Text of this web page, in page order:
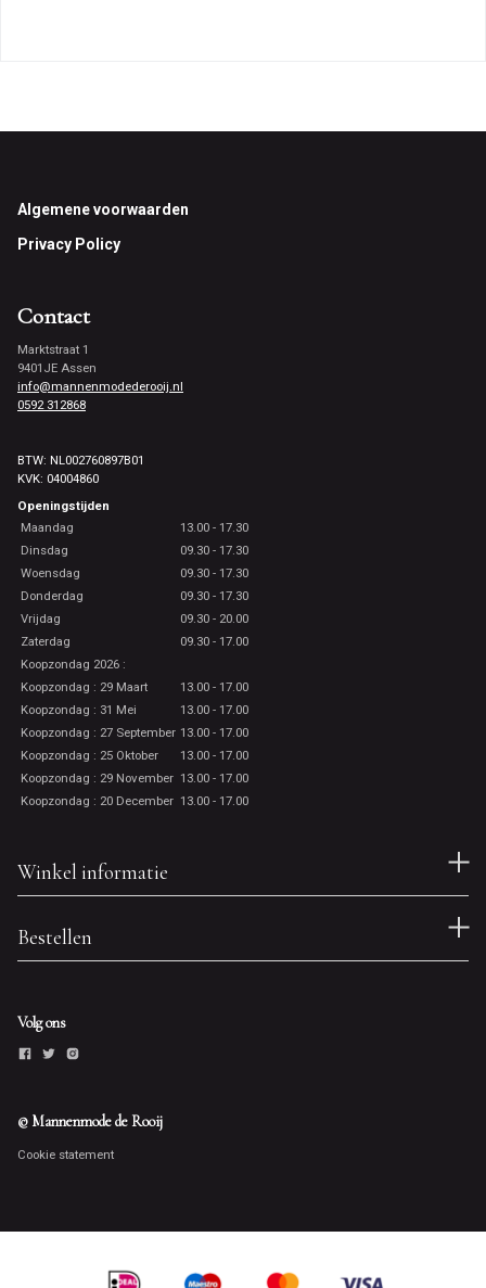
Footer
Algemene voorwaarden
Privacy Policy
Contact
Marktstraat 1
9401JE Assen
info@mannenmodederooij.nl
0592 312868
BTW: NL002760897B01
KVK: 04004860
Openingstijden
Maandag
13.00 - 17.30
Dinsdag
09.30 - 17.30
Woensdag
09.30 - 17.30
Donderdag
09.30 - 17.30
Vrijdag
09.30 - 20.00
Zaterdag
09.30 - 17.00
Koopzondag 2026 :
Koopzondag : 29 Maart
13.00 - 17.00
Koopzondag : 31 Mei
13.00 - 17.00
Koopzondag : 27 September 13.00 - 17.00
Koopzondag : 25 Oktober
13.00 - 17.00
Koopzondag : 29 November 13.00 - 17.00
Koopzondag : 20 December 13.00 - 17.00
Winkel informatie
Bestellen
Volg ons
© Mannenmode de Rooij
Cookie statement